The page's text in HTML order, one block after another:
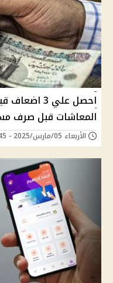
احصل علي
المعاشات قبل صرف
الأربعاء 05/مارس/2025 - 10:45 ص